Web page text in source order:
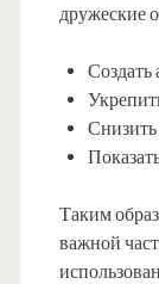
дружеские
Создать
Таким
важной